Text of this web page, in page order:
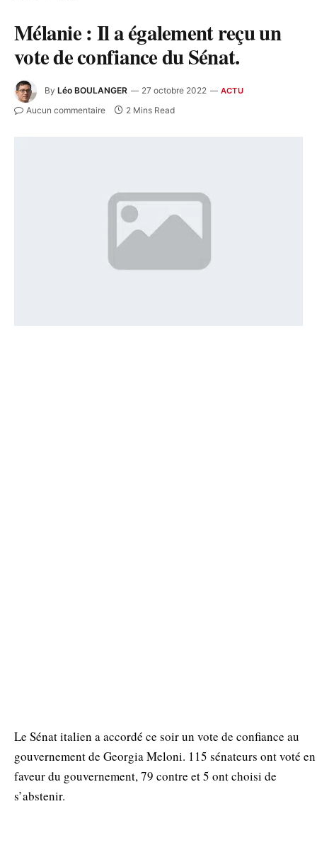
Mélanie : Il a également reçu un
vote de confiance du Sénat.
By Léo BOULANGER 27 octobre 2022 ACTU
Aucun commentaire 2 Mins Read
Le Sénat italien a accordé ce soir un vote de confiance au
gouvernement de Georgia Meloni. 115 sénateurs ont voté en
faveur du gouvernement, 79 contre et 5 ont choisi de
s’abstenir.